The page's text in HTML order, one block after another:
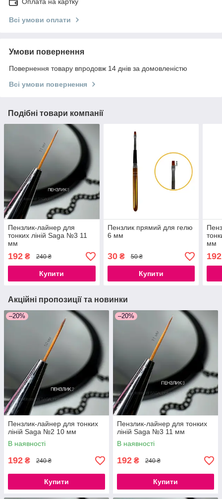
Всі умови оплати
Умови повернення
Повернення товару впродовж 14 днів за домовленістю
Всі умови повернення
Подібні товари компанії
Пензлик-лайнер для
тонких ліній Saga №3 11
мм
192 ₴ 240 ₴
Купити
Пензлик прямий для гелю
6 мм
30₴ 50 ₴
Купити
мм
192
Акційні пропозиції та новинки
–20%
Пензлик-лайнер для тонких
ліній Saga №2 10 мм
В наявності
192 ₴ 240 ₴
Купити
–20%
Пензлик-лайнер для тонких
ліній Saga №3 11 мм
В наявності
192 ₴ 240 ₴
Купити